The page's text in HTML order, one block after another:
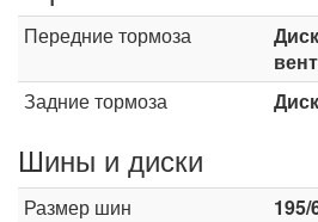
Передние тормоза
Задние тормоза
Шины и диски
Размер шин 195/